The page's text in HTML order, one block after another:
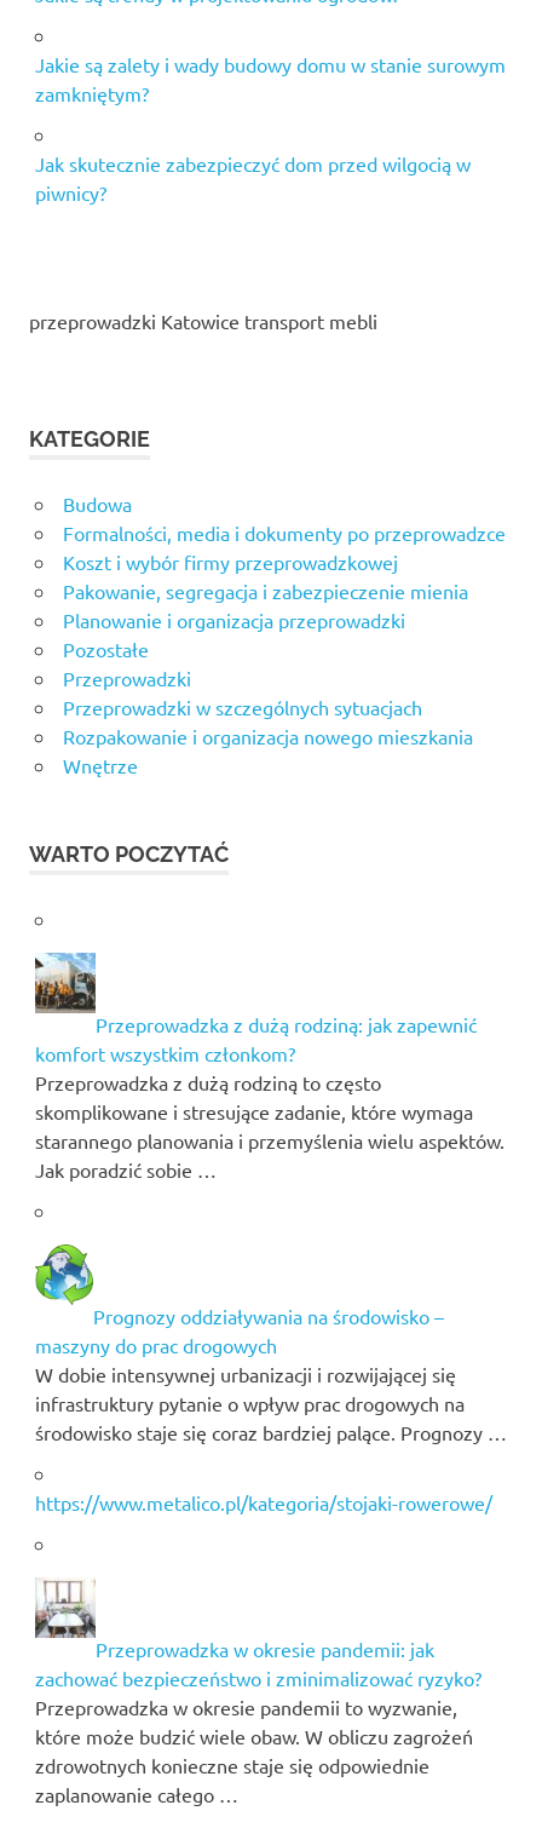
Jakie są zalety i wady budowy domu w stanie surowym
zamkniętym?
Jak skutecznie zabezpieczyć dom przed wilgocią w
piwnicy?
przeprowadzki Katowice transport mebli
KATEGORIE
Budowa
Formalności, media i dokumenty po przeprowadzce
Koszt i wybór firmy przeprowadzkowej
Pakowanie, segregacja i zabezpieczenie mienia
Planowanie i organizacja przeprowadzki
Pozostałe
Przeprowadzki
Przeprowadzki w szczególnych sytuacjach
Rozpakowanie i organizacja nowego mieszkania
Wnętrze
WARTO POCZYTAĆ
Przeprowadzka z dużą rodziną: jak zapewnić
komfort wszystkim członkom?
Przeprowadzka z dużą rodziną to często
skomplikowane i stresujące zadanie, które wymaga
starannego planowania i przemyślenia wielu aspektów.
Jak poradzić sobie …
Prognozy oddziaływania na środowisko –
maszyny do prac drogowych
W dobie intensywnej urbanizacji i rozwijającej się
infrastruktury pytanie o wpływ prac drogowych na
środowisko staje się coraz bardziej palące. Prognozy …
https://www.metalico.pl/kategoria/stojaki-rowerowe/
Przeprowadzka w okresie pandemii: jak
zachować bezpieczeństwo i zminimalizować ryzyko?
Przeprowadzka w okresie pandemii to wyzwanie,
które może budzić wiele obaw. W obliczu zagrożeń
zdrowotnych konieczne staje się odpowiednie
zaplanowanie całego …